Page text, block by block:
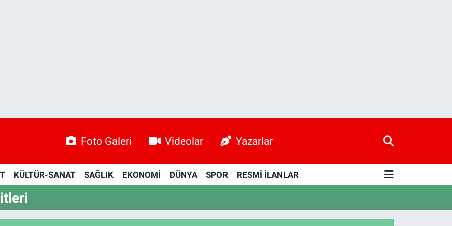
Foto Galeri Videolar Yazarlar
KÜLTÜR-SANAT SAĞLIK EKONOMİ DÜNYA SPOR RESMİ İLANLAR